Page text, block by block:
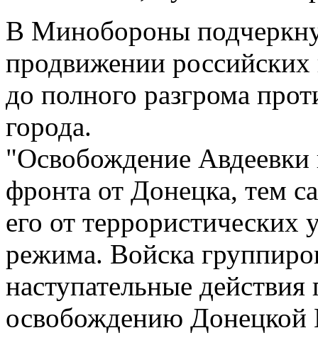
В Минобороны
продвижении российских
до полного разгрома
города.
"Освобождение
фронта от Донецка, тем
его от террористических
режима. Войска
наступательные
освобождению Донецкой